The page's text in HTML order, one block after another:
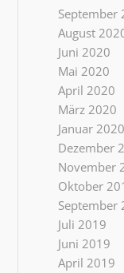
September
August
Juni 2020
Mai 2020
April 2020
März 2020
Januar 2020
Dezember
November
Oktober
September
Juli 2019
Juni 2019
April 2019